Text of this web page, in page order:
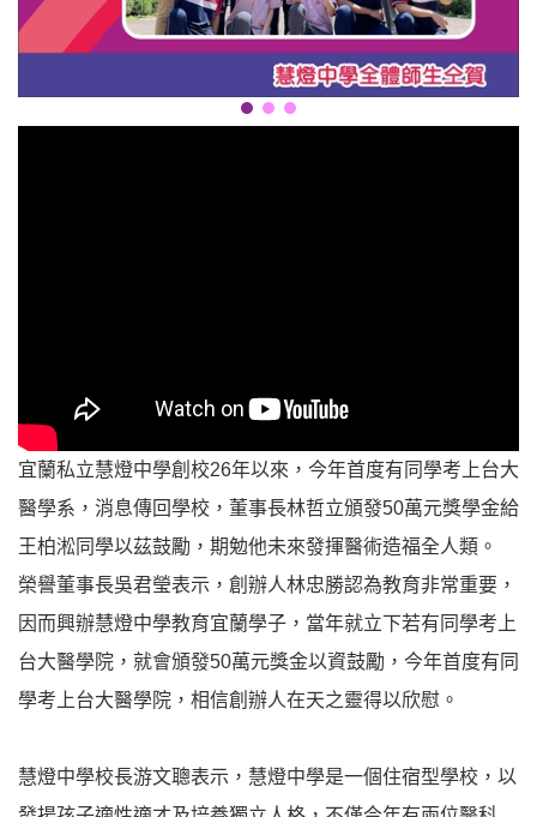
宜蘭私立慧燈中學創校26年以來，今年首度有同學考上台大
醫學系，消息傳回學校，董事長林哲立頒發50萬元獎學金給
王柏淞同學以茲鼓勵，期勉他未來發揮醫術造福全人類。
榮譽董事長吳君瑩表示，創辦人林忠勝認為教育非常重要，
因而興辦慧燈中學教育宜蘭學子，當年就立下若有同學考上
台大醫學院，就會頒發50萬元獎金以資鼓勵，今年首度有同
學考上台大醫學院，相信創辦人在天之靈得以欣慰。
慧燈中學校長游文聰表示，慧燈中學是一個住宿型學校，以